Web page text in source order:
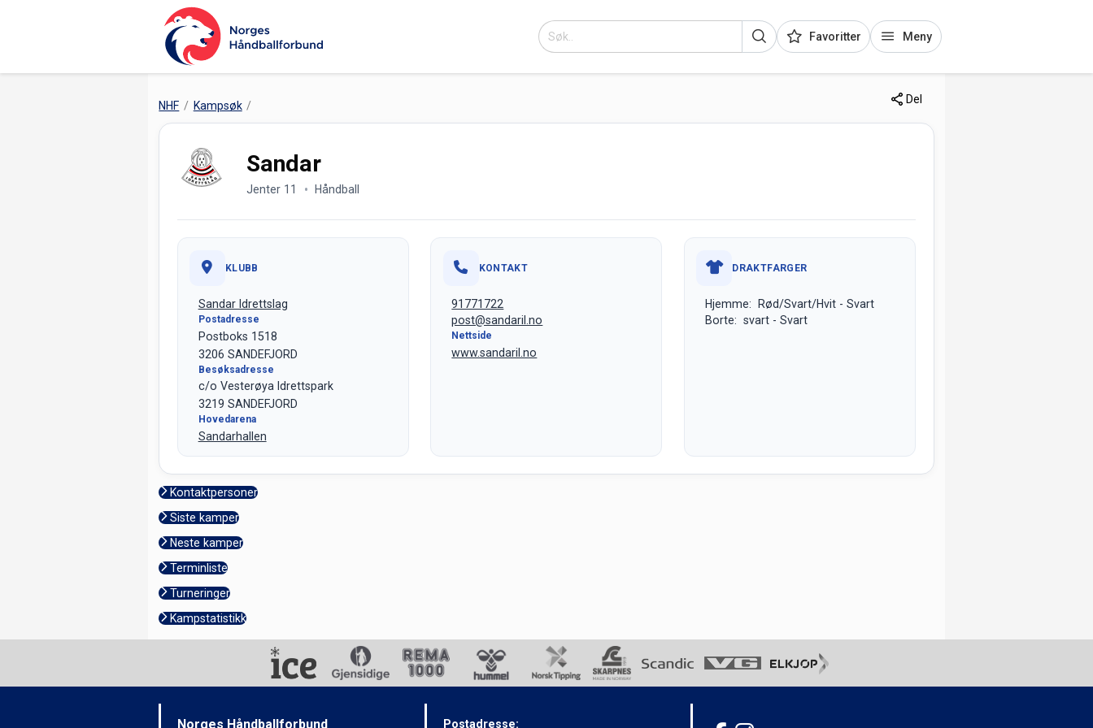
Favoritter Meny
NHF Kampsøk Del
Sandar
Jenter 11 Håndball
KLUBB
Sandar Idrettslag
Postadresse
Postboks 1518
3206 SANDEFJORD
Besøksadresse
c/o Vesterøya Idrettspark
3219 SANDEFJORD
Hovedarena
Sandarhallen
KONTAKT
91771722
post@sandaril.no
Nettside
www.sandaril.no
DRAKTFARGER
Hjemme: Rød/Svart/Hvit - Svart
Borte: svart - Svart
Kontaktpersoner
Siste kamper
Neste kamper
Terminliste
Turneringer
Kampstatistikk
Norges Håndballforbund Postadresse: